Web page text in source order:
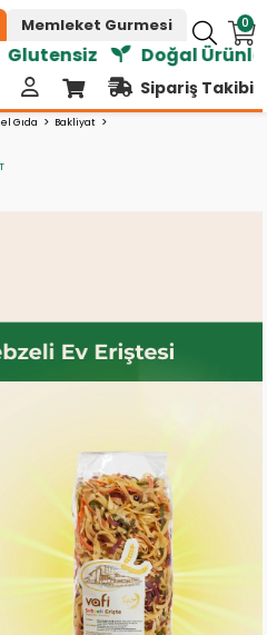
0
Memleket Gurmesi
Doğal Ürünler
Sipariş Takibi
Gıda Bakliyat